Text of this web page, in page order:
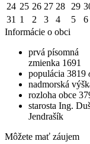
24 25 26 27 28 29
31 1 2 3 4 5
6
Informácie o obci
prvá písomná
zmienka 1691
populácia 3819
nadmorská
rozloha obce
starosta Ing.
Jendrašík
Môžete mať záujem